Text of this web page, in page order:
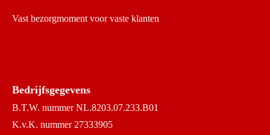
Vast bezorgmoment voor vaste klanten
Bedrijfsgegevens
B.T.W. nummer NL.8203.07.233.B01
K.v.K. nummer 27333905